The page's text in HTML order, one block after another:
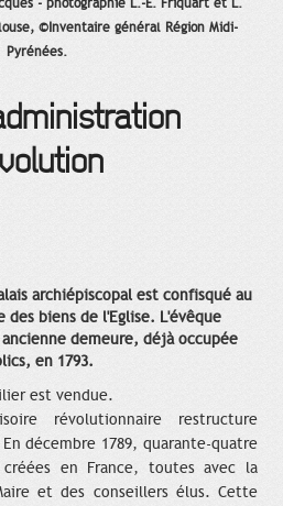
- photographie L.-E. Friquart et L.
©Inventaire général Région Midi-
Pyrénées.
archiépiscopal est confisqué au
biens de l'Eglise. L'évêque
demeure, déjà occupée
en 1793.
est vendue.
révolutionnaire restructure
décembre 1789, quarante-quatre
en France, toutes avec la
et des conseillers élus. Cette